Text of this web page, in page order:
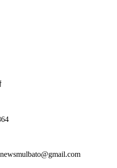
newsmulbato@gmail.com